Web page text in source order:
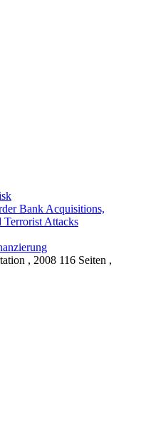
Bank Acquisitions,
Terrorist Attacks
, 2008 116 Seiten ,